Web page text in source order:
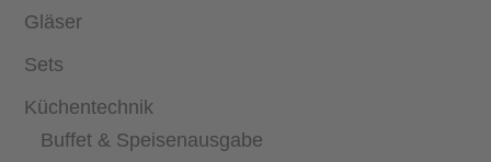
Gläser
Sets
Küchentechnik
Buffet & Speisenausgabe